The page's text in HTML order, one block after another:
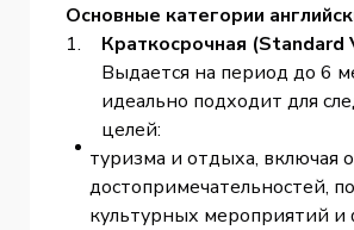
Основные категории
Краткосрочная (Standard
Выдается на период до 6
идеально подходит для
целей:
туризма и отдыха, включая
достопримечательностей,
культурных мероприятий и